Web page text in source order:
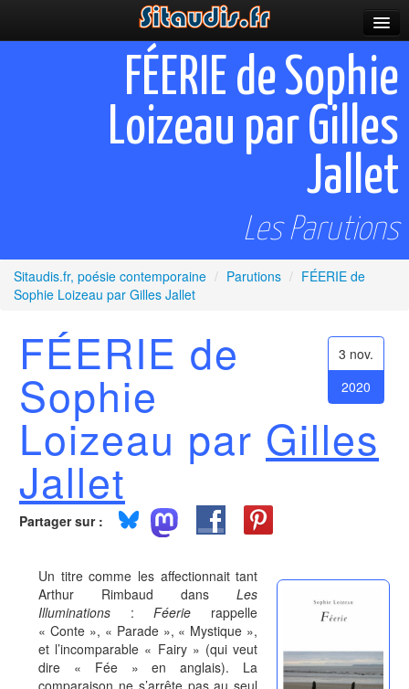
Poèmes et fictions
Prescriptions
FÉERIE de Sophie
Loizeau par Gilles
Jallet
Les Parutions
Sitaudis.fr, poésie contemporaine / Parutions / FÉERIE de
Sophie Loizeau par Gilles Jallet
3 nov.
2020
FÉERIE de
Sophie
Loizeau par Gilles
Jallet
Partager sur :
Un titre comme les affectionnait tant
Arthur Rimbaud dansLes
Illuminations :Féerie rappelle
« Conte », « Parade », « Mystique »,
et l’incomparable « Fairy » (qui veut
dire « Fée » en anglais). La
comparaison ne s’arrête pas au seul